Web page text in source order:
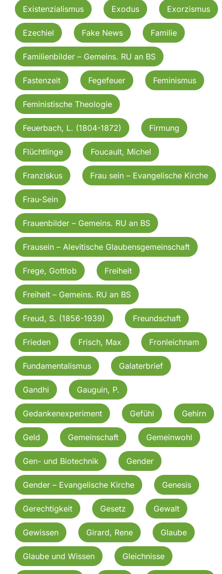
Existenzialismus Exodus Exorzismus
Ezechiel Fake News Familie
Familienbilder – Gemeins. RU an BS
Fastenzeit Fegefeuer Feminismus
Feministische Theologie
Feuerbach, L. (1804-1872) Firmung
Flüchtlinge Foucault, Michel
Franziskus Frau sein – Evangelische Kirche
Frau-Sein
Frauenbilder – Gemeins. RU an BS
Frausein – Alevitische Glaubensgemeinschaft
Frege, Gottlob Freiheit
Freiheit – Gemeins. RU an BS
Freud, S. (1856-1939) Freundschaft
Frieden Frisch, Max Fronleichnam
Fundamentalismus Galaterbrief
Gandhi Gauguin, P.
Gedankenexperiment Gefühl Gehirn
Geld Gemeinschaft Gemeinwohl
Gen- und Biotechnik Gender
Gender – Evangelische Kirche Genesis
Gerechtigkeit Gesetz Gewalt
Gewissen Girard, Rene Glaube
Glaube und Wissen Gleichnisse